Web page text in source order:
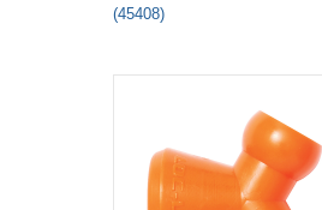
(45408)